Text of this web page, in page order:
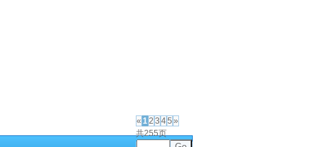
« 12 3 45 »
共255页